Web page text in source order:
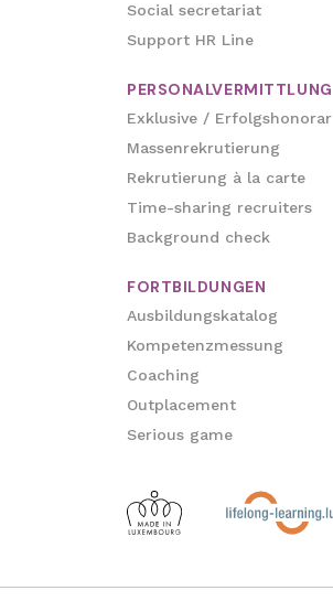
Social secretariat
Support HR Line
PERSONALVERMITTLUNG
Exklusive / Erfolgshonorar
Massenrekrutierung
Rekrutierung à la carte
Time-sharing recruiters
Background check
FORTBILDUNGEN
Ausbildungskatalog
Kompetenzmessung
Coaching
Outplacement
Serious game